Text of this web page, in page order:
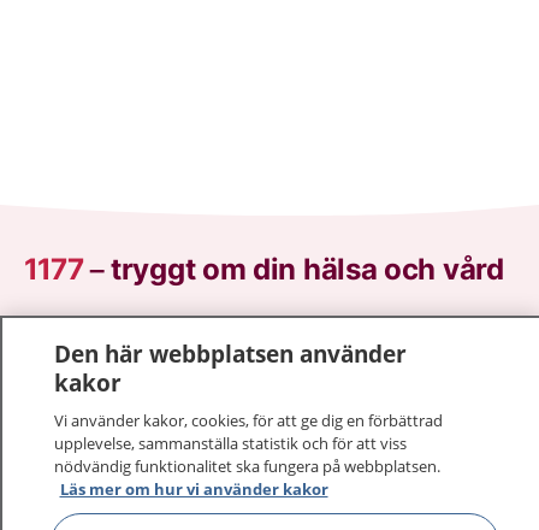
1177–tryggt om din hälsa och vård
På 1177.se får du råd om hälsa och information om
sjukdomar och vilka mottagningar du kan kontakta.
Logga in för att läsa din journal och göra dina
vårdärenden. Ring telefonnummer 1177 för
sjukvårdsrådgivning dygnet runt.
1177 ger dig råd när du vill må bättre.
Den här webbplatsen använder
kakor
Vi använder kakor, cookies, för att ge dig en förbättrad
upplevelse, sammanställa statistik och för att viss
nödvändig funktionalitet ska fungera på webbplatsen.
Läs mer om hur vi använder kakor